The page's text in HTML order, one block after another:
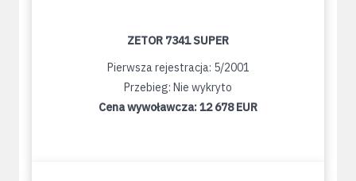
ZETOR 7341 SUPER
Pierwsza rejestracja: 5/2001
Przebieg: Nie wykryto
Cena wywoławcza:12 678 EUR